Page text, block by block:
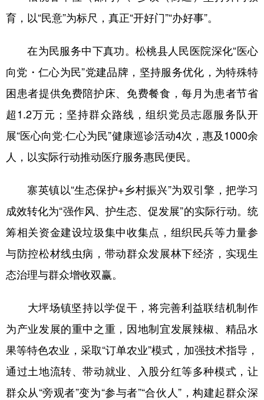
育，以“民意”为标尺，真正“开好门”“办好事”。
在为民服务中下真功。松桃县人民医院深化“医心
向党・仁心为民”党建品牌，坚持服务优化，为特殊特
困患者提供免费陪护床、免费餐食，每月为患者节省
超1.2万元；坚持群众路线，组织党员志愿服务队开
展“医心向党·仁心为民”健康巡诊活动4次，惠及1000余
人，以实际行动推动医疗服务惠民便民。
寨英镇以“生态保护+乡村振兴”为双引擎，把学习
成效转化为“强作风、护生态、促发展”的实际行动。统
筹相关资金建设垃圾集中收集点，组织民兵等力量参
与防控松材线虫病，带动群众发展林下经济，实现生
态治理与群众增收双赢。
大坪场镇坚持以学促干，将完善利益联结机制作
为产业发展的重中之重，因地制宜发展辣椒、精品水
果等特色农业，采取“订单农业”模式，加强技术指导，
通过土地流转、带动就业、入股分红等多种模式，让
群众从“旁观者”变为“参与者”“合伙人”，构建起群众深